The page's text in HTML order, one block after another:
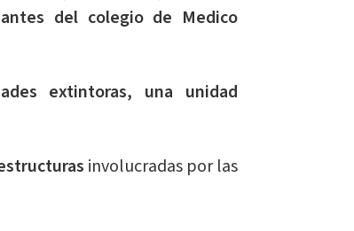
del colegio de Medico
extintoras, una unidad
involucradas por las